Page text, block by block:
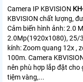
Camera IP KBVISION
KBVISION chất lượng,
Cảm biến hình ảnh: 2.0
2.0Mp(1920x1080), 25/
kính: Zoom quang 12x ,
100m. Camera
nên phù hợp lắp đặt cho
tiệm vàng,...